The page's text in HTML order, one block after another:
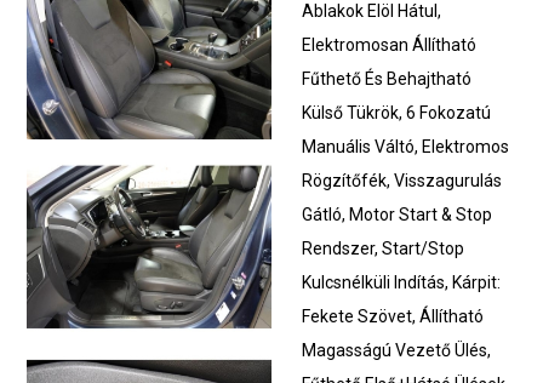
Ablakok Elöl Hátul,
Elektromosan Állítható
Fűthető És Behajtható
Külső Tükrök, 6 Fokozatú
Manuális Váltó, Elektromos
Rögzítőfék, Visszagurulás
Gátló, Motor Start & Stop
Rendszer, Start/Stop
Kulcsnélküli Indítás, Kárpit:
Fekete Szövet, Állítható
Magasságú Vezető Ülés,